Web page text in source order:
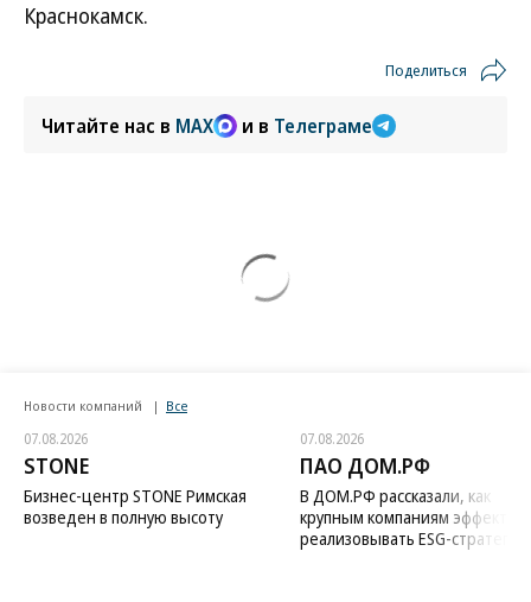
Краснокамск.
Поделиться
Читайте нас в MAX и в Телеграме
Новости компаний Все
07.08.2026
STONE
Бизнес-центр STONE Римская
возведен в полную высоту
07.08.2026
ПАО ДОМ.РФ
В ДОМ.РФ рассказали, как
крупным компаниям
реализовывать ESG-стратегию